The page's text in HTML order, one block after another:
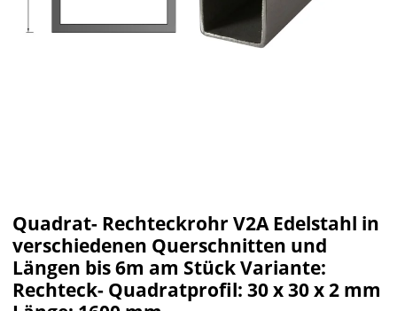
Quadrat- Rechteckrohr V2A Edelstahl in
verschiedenen Querschnitten und
Längen bis 6m am Stück Variante:
Rechteck- Quadratprofil: 30 x 30 x 2 mm